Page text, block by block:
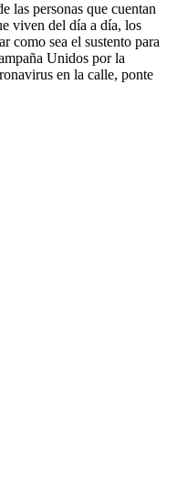
las personas que cuentan
viven del día a día, los
como sea el sustento para
Unidos por la
en la calle, ponte